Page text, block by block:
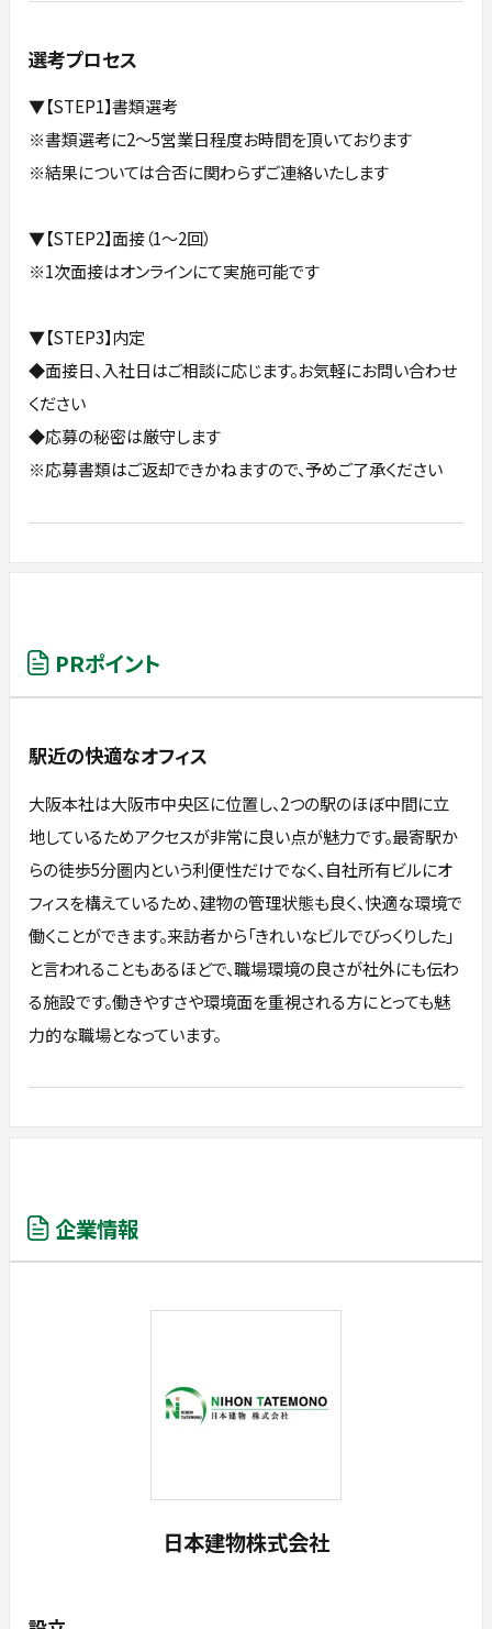
選考プロセス
▼【STEP1】書類選考
※書類選考に2～5営業日程度お時間を頂いております
※結果については合否に関わらずご連絡いたします
▼【STEP2】面接（1～2回）
※1次面接はオンラインにて実施可能です
▼【STEP3】内定
◆面接日、入社日はご相談に応じます。お気軽にお問い合わせ
ください
◆応募の秘密は厳守します
※応募書類はご返却できかねますので、予めご了承ください
PRポイント
駅近の快適なオフィス
大阪本社は大阪市中央区に位置し、2つの駅のほぼ中間に立
地しているためアクセスが非常に良い点が魅力です。最寄駅か
らの徒歩5分圏内という利便性だけでなく、自社所有ビルにオ
フィスを構えているため、建物の管理状態も良く、快適な環境で
働くことができます。来訪者から「きれいなビルでびっくりした」
と言われることもあるほどで、職場環境の良さが社外にも伝わ
る施設です。働きやすさや環境面を重視される方にとっても魅
力的な職場となっています。
企業情報
日本建物株式会社